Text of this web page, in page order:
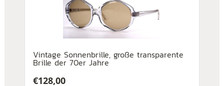
Vintage Sonnenbrille, große transparente
Brille der 70er Jahre
€128,00